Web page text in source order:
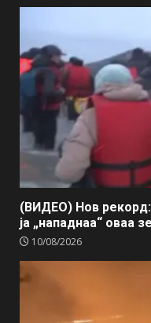
(ВИДЕО) Нов
ја „нападнаа“ оваа
10/08/2026